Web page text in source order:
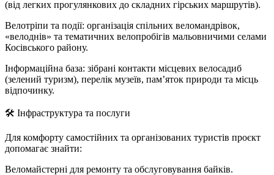
(від легких прогулянкових до складних гірських маршрутів).
Велотріпи та події: організація спільних веломандрівок,
«велоднів» та тематичних велопробігів мальовничими селами
Косівського району.
Інформаційна база: зібрані контакти місцевих велосадиб
(зелений туризм), перелік музеїв, пам’яток природи та місць
відпочинку.
🛠️ Інфраструктура та послуги
Для комфорту самостійних та організованих туристів проєкт
допомагає знайти:
Веломайстерні для ремонту та обслуговування байків.